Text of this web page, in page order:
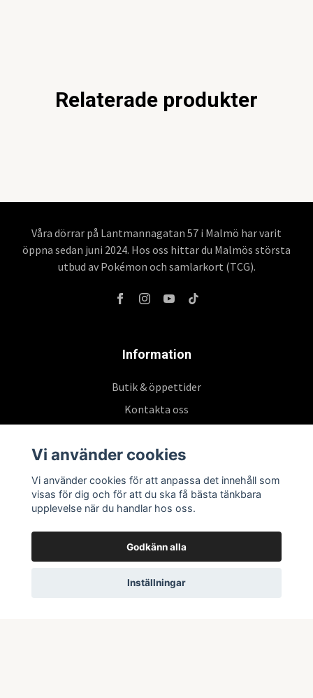
Relaterade produkter
Våra dörrar på Lantmannagatan 57 i Malmö har varit
öppna sedan juni 2024. Hos oss hittar du Malmös största
utbud av Pokémon och samlarkort (TCG).
Information
Butik & öppettider
Kontakta oss
Prenumerera på vårt nyhetsbrev
Vi använder cookies
Vi använder cookies för att anpassa det innehåll som
visas för dig och för att du ska få bästa tänkbara
upplevelse när du handlar hos oss.
Godkänn alla
Inställningar